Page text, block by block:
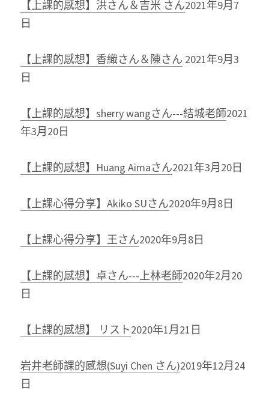
【上課的感想】洪さん＆吉米 さん2021年9月7
日
【上課的感想】香織さん＆陳さん 2021年9月3
日
【上課的感想】sherry wangさん---結城老師2021
年3月20日
【上課的感想】Huang Aimaさん2021年3月20日
【上課心得分享】Akiko SUさん2020年9月8日
【上課心得分享】王さん2020年9月8日
【上課的感想】卓さん---上林老師2020年2月20
日
【上課的感想】 リスト2020年1月21日
岩井老師課的感想(Suyi Chen さん)2019年12月24
日